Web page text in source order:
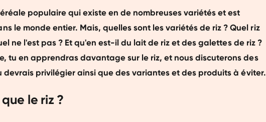
populaire qui existe en de nombreuses variétés et est
le monde entier. Mais, quelles sont les variétés de riz ? Quel riz
ne l'est pas ? Et qu'en est-il du lait de riz et des galettes de riz ?
tu en apprendras davantage sur le riz, et nous discuterons des
devrais privilégier ainsi que des variantes et des produits à éviter.
le riz ?